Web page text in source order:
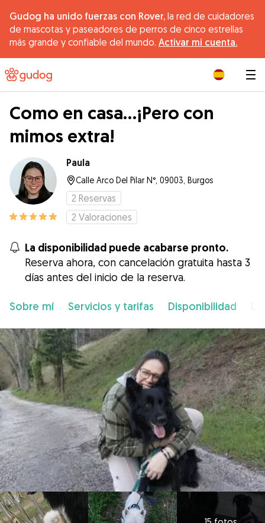
Gudog ha unido fuerzas con Rover, la red de cuidadores
de mascotas y paseadores de perros de cinco estrellas
más grande y confiable del mundo. Activar mi cuenta.
Como en casa...¡Pero con
mimos extra!
Paula
Calle Arco Del Pilar N°, 09003, Burgos
2 Reservas
2 Valoraciones
La disponibilidad puede acabarse pronto.
Reserva ahora, con cancelación gratuita hasta 3
días antes del inicio de la reserva.
Sobre mí Servicios y tarifas Disponibilidad